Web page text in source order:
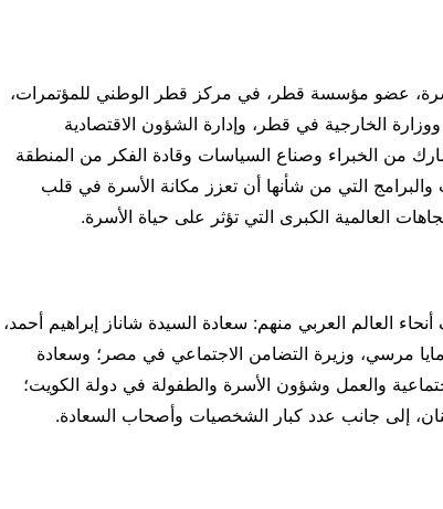
عضو مؤسسة قطر، في مركز قطر الوطني للمؤتمرات،
الخارجية في قطر، وإدارة الشؤون الاقتصادية
بالأمم المتحدة، حضور أكثر من 2000 مشارك من الخبراء وصناع السياسات وقادة الفكر من المنطقة
والبرامج التي من شأنها أن تعزز مكانة الأسرة في قلب
العالمية الكبرى التي تؤثر على حياة الأسرة.
العالم العربي منهم: سعادة السيدة شاناز إبراهيم أحمد،
مرسي، وزيرة التضامن الاجتماعي في مصر؛ وسعادة
والعمل وشؤون الأسرة والطفولة في دولة الكويت؛
إلى جانب عدد كبار الشخصيات وأصحاب السعادة.